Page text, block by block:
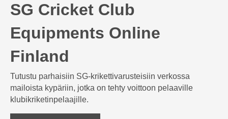
SG Cricket Club
Equipments Online
Finland
Tutustu parhaisiin SG-krikettivarusteisiin verkossa
mailoista kypäriin, jotka on tehty voittoon pelaaville
klubikriketinpelaajille.